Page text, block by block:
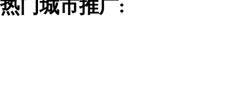
热门城市推广: